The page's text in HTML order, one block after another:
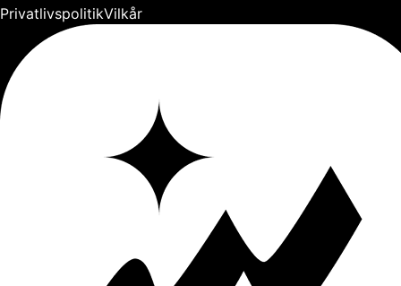
PrivatlivspolitikVilkår